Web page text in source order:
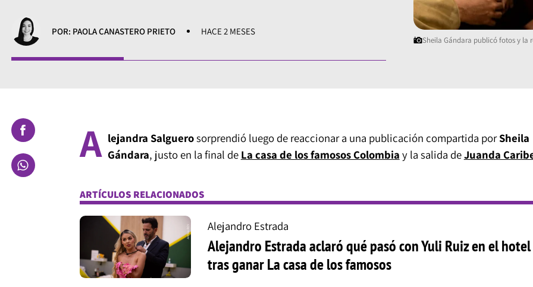
POR: PAOLA CANASTERO PRIETO HACE 2 MESES
Sheila Gándara publicó fotos y la
A lejandra Salguerosorprendió luego de reaccionar a una publicación compartida porSheila
Gándara, justo en la final de La casa de los famosos Colombia y la salida deJuanda
ARTÍCULOS RELACIONADOS
Alejandro Estrada
Alejandro Estrada aclaró qué pasó con Yuli Ruiz en el hotel
tras ganar La casa de los famosos